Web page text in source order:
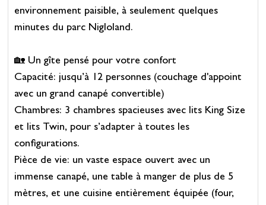
environnement paisible, à seulement quelques
minutes du parc Nigloland.
🏡 Un gîte pensé pour votre confort
Capacité: jusqu’à 12 personnes (couchage d'appoint
avec un grand canapé convertible)
Chambres: 3 chambres spacieuses avec lits King Size
et lits Twin, pour s’adapter à toutes les
configurations.
Pièce de vie: un vaste espace ouvert avec un
immense canapé, une table à manger de plus de 5
mètres, et une cuisine entièrement équipée (four,